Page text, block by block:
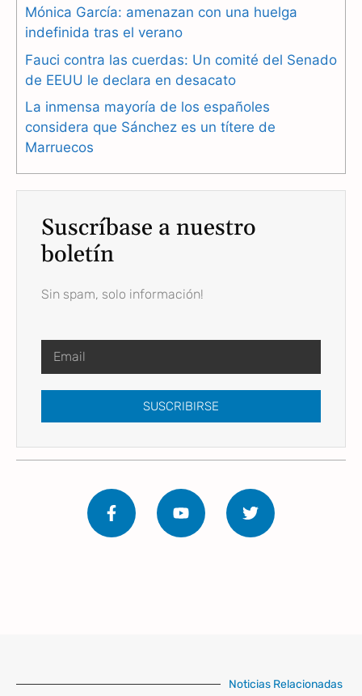
o
k
a
m
p
p
Mónica García: amenazan con una huelga
indefinida tras el verano
Fauci contra las cuerdas: Un comité del Senado
de EEUU le declara en desacato
La inmensa mayoría de los españoles
considera que Sánchez es un títere de
Marruecos
Suscríbase a nuestro
boletín
Sin spam, solo información!
SUSCRIBIRSE
Noticias Relacionadas